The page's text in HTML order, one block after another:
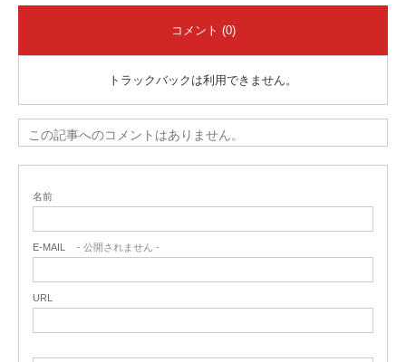
コメント (0)
トラックバックは利用できません。
この記事へのコメントはありません。
名前
E-MAIL - 公開されません -
URL